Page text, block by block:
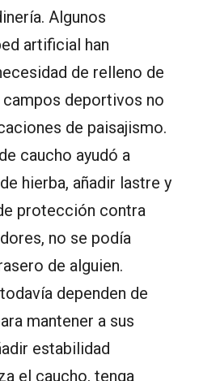
Algunos
artificial han
de relleno de
campos deportivos no
de paisajismo.
caucho ayudó a
hierba, añadir lastre y
protección contra
, no se podía
de alguien.
dependen de
mantener a sus
estabilidad
el caucho, tenga